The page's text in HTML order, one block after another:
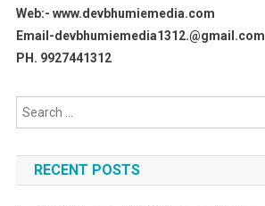
Web:- www.devbhumiemedia.com
Email-devbhumiemedia1312.@gmail.com
PH. 9927441312
RECENT POSTS